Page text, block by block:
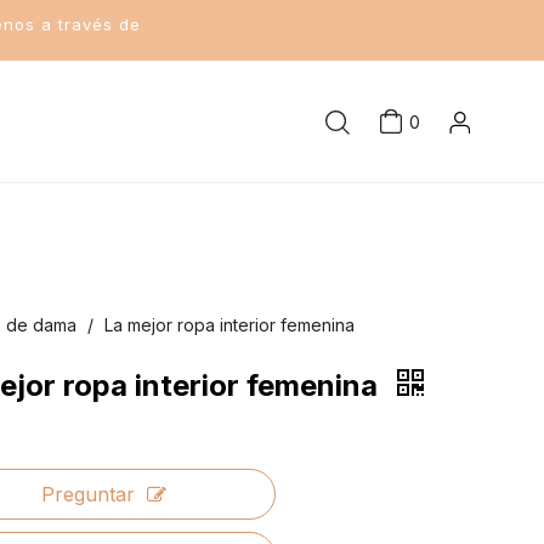
a través de
0
de dama / La mejor ropa interior femenina
ropa interior femenina
Preguntar